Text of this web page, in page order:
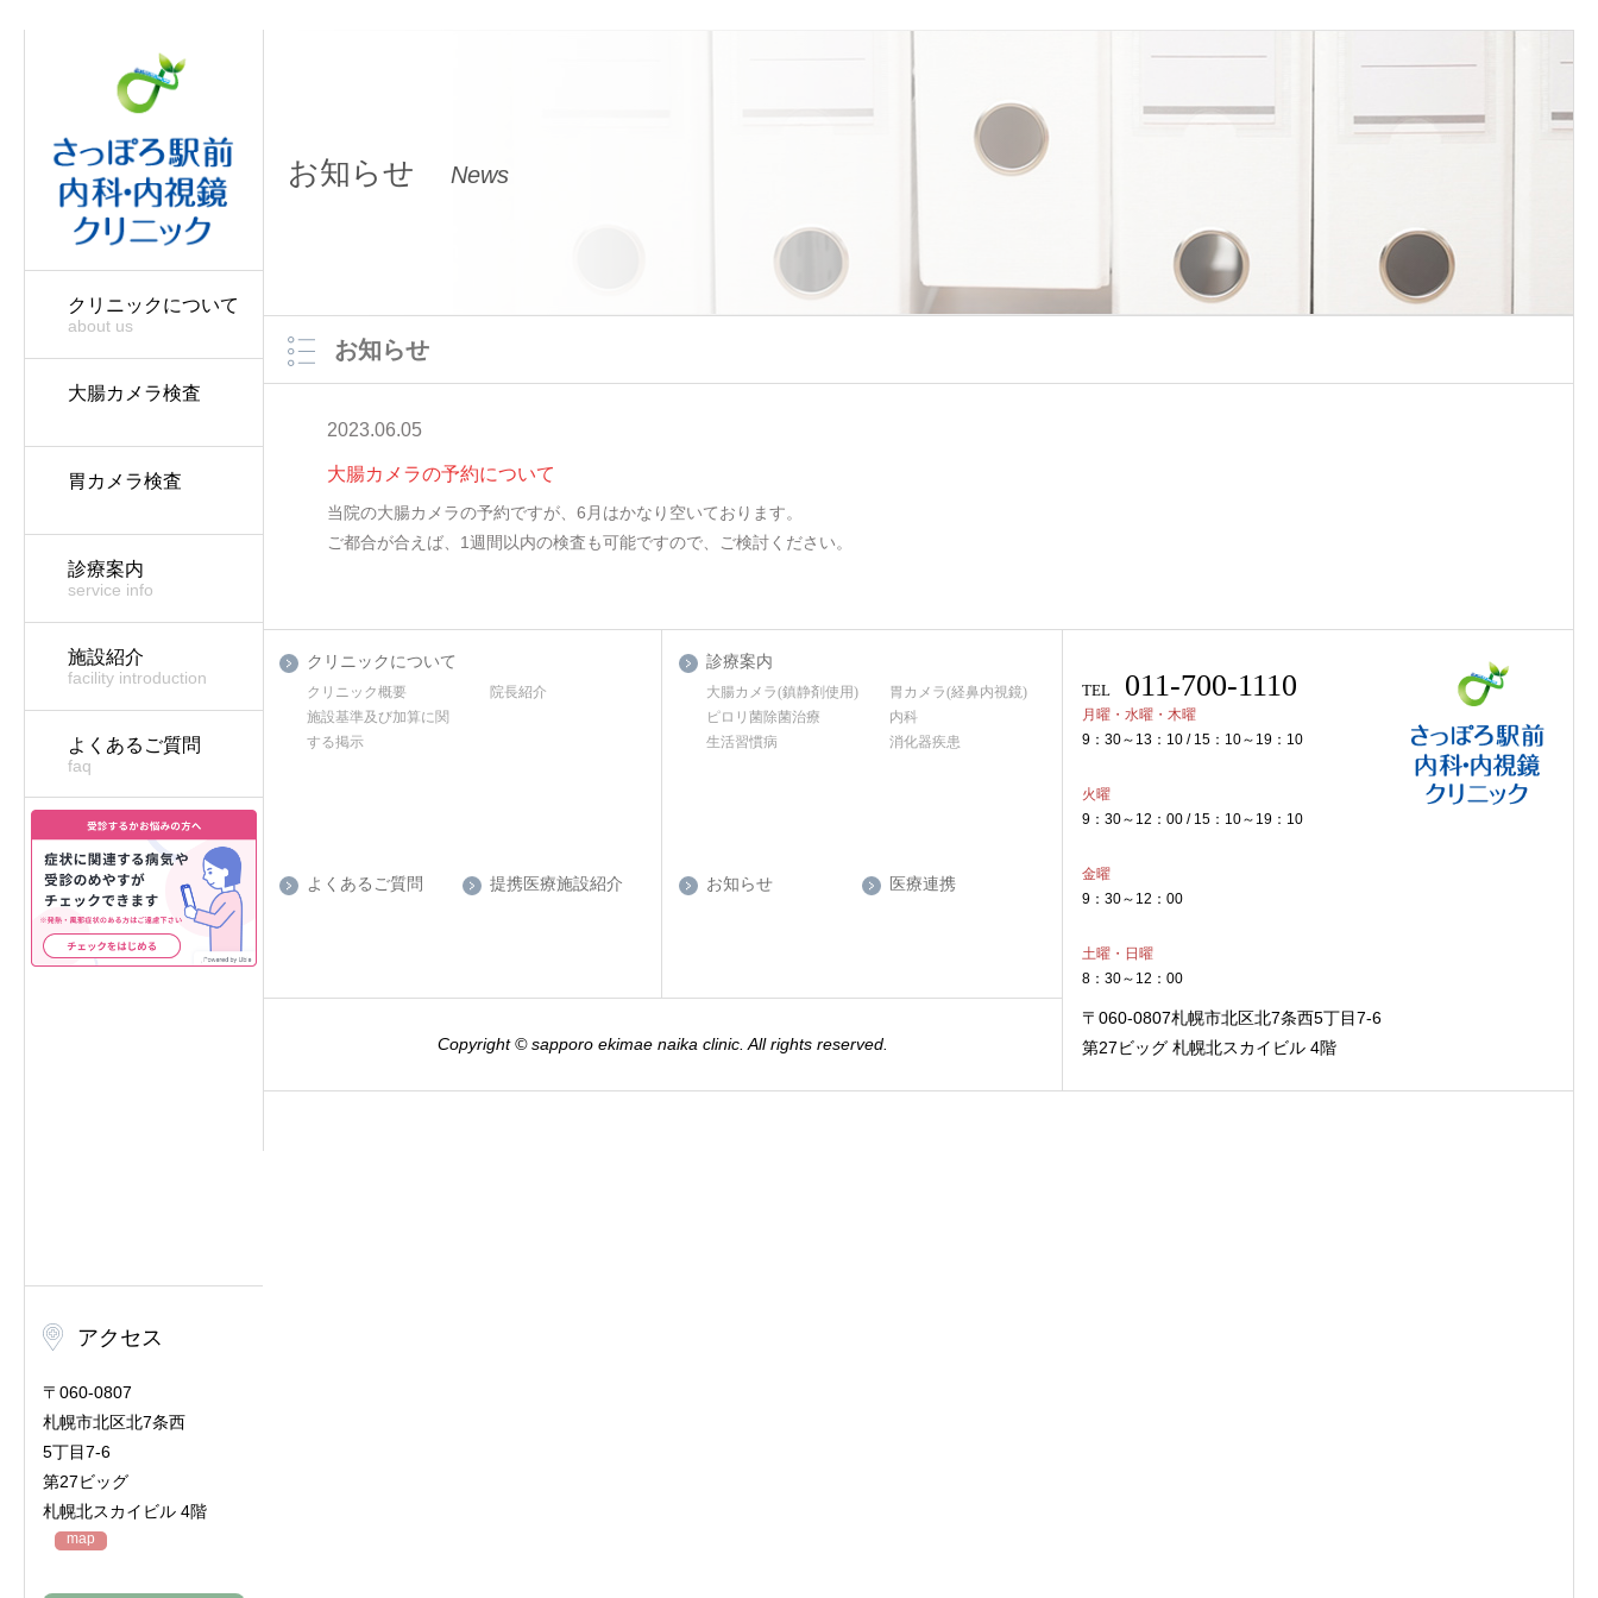
クリニックについて
about us
大腸カメラ検査
胃カメラ検査
診療案内
service info
施設紹介
facility introduction
よくあるご質問
faq
アクセス
〒060-0807
札幌市北区北7条西
5丁目7-6
第27ビッグ
札幌北スカイビル 4階
map
お知らせ News
お知らせ
2023.06.05
大腸カメラの予約について
当院の大腸カメラの予約ですが、6月はかなり空いております。
ご都合が合えば、1週間以内の検査も可能ですので、ご検討ください。
クリニックについて
クリニック概要
院長紹介
施設基準及び加算に関
する掲示
診療案内
大腸カメラ(鎮静剤使用)
胃カメラ(経鼻内視鏡)
ピロリ菌除菌治療
内科
生活習慣病
消化器疾患
よくあるご質問 提携医療施設紹介 お知らせ 医療連携
Copyright © sapporo ekimae naika clinic. All rights reserved.
TEL 011-700-1110
月曜・水曜・木曜
9：30～13：10 / 15：10～19：10
火曜
9：30～12：00 / 15：10～19：10
金曜
9：30～12：00
土曜・日曜
8：30～12：00
〒060-0807札幌市北区北7条西5丁目7-6
第27ビッグ 札幌北スカイビル 4階